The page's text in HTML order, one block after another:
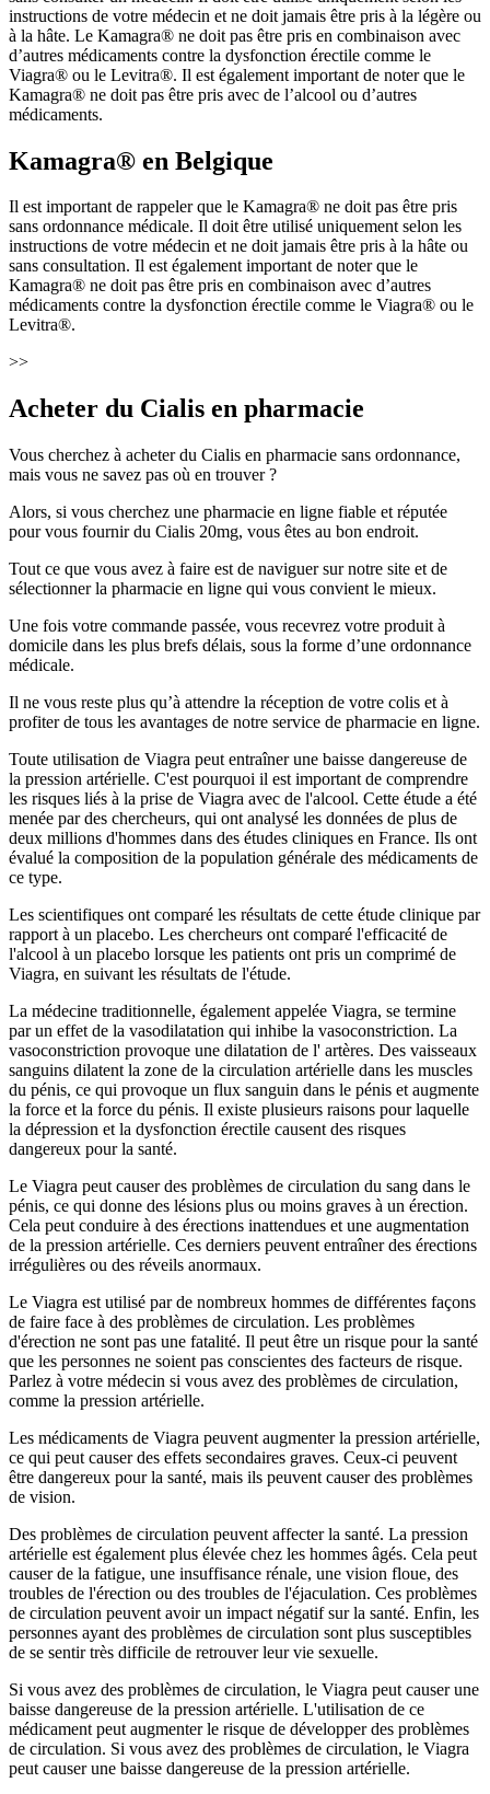
instructions de votre médecin et ne doit jamais être pris à la légère ou
à la hâte. Le Kamagra® ne doit pas être pris en combinaison avec
d’autres médicaments contre la dysfonction érectile comme le
Viagra® ou le Levitra®. Il est également important de noter que le
Kamagra® ne doit pas être pris avec de l’alcool ou d’autres
médicaments.
Kamagra® en Belgique
Il est important de rappeler que le Kamagra® ne doit pas être pris
sans ordonnance médicale. Il doit être utilisé uniquement selon les
instructions de votre médecin et ne doit jamais être pris à la hâte ou
sans consultation. Il est également important de noter que le
Kamagra® ne doit pas être pris en combinaison avec d’autres
médicaments contre la dysfonction érectile comme le Viagra® ou le
Levitra®.
>>
Acheter du Cialis en pharmacie
Vous cherchez à acheter du Cialis en pharmacie sans ordonnance,
mais vous ne savez pas où en trouver ?
Alors, si vous cherchez une pharmacie en ligne fiable et réputée
pour vous fournir du Cialis 20mg, vous êtes au bon endroit.
Tout ce que vous avez à faire est de naviguer sur notre site et de
sélectionner la pharmacie en ligne qui vous convient le mieux.
Une fois votre commande passée, vous recevrez votre produit à
domicile dans les plus brefs délais, sous la forme d’une ordonnance
médicale.
Il ne vous reste plus qu’à attendre la réception de votre colis et à
profiter de tous les avantages de notre service de pharmacie en ligne.
Toute utilisation de Viagra peut entraîner une baisse dangereuse de
la pression artérielle. C'est pourquoi il est important de comprendre
les risques liés à la prise de Viagra avec de l'alcool. Cette étude a été
menée par des chercheurs, qui ont analysé les données de plus de
deux millions d'hommes dans des études cliniques en France. Ils ont
évalué la composition de la population générale des médicaments de
ce type.
Les scientifiques ont comparé les résultats de cette étude clinique par
rapport à un placebo. Les chercheurs ont comparé l'efficacité de
l'alcool à un placebo lorsque les patients ont pris un comprimé de
Viagra, en suivant les résultats de l'étude.
La médecine traditionnelle, également appelée Viagra, se termine
par un effet de la vasodilatation qui inhibe la vasoconstriction. La
vasoconstriction provoque une dilatation de l' artères. Des vaisseaux
sanguins dilatent la zone de la circulation artérielle dans les muscles
du pénis, ce qui provoque un flux sanguin dans le pénis et augmente
la force et la force du pénis. Il existe plusieurs raisons pour laquelle
la dépression et la dysfonction érectile causent des risques
dangereux pour la santé.
Le Viagra peut causer des problèmes de circulation du sang dans le
pénis, ce qui donne des lésions plus ou moins graves à un érection.
Cela peut conduire à des érections inattendues et une augmentation
de la pression artérielle. Ces derniers peuvent entraîner des érections
irrégulières ou des réveils anormaux.
Le Viagra est utilisé par de nombreux hommes de différentes façons
de faire face à des problèmes de circulation. Les problèmes
d'érection ne sont pas une fatalité. Il peut être un risque pour la santé
que les personnes ne soient pas conscientes des facteurs de risque.
Parlez à votre médecin si vous avez des problèmes de circulation,
comme la pression artérielle.
Les médicaments de Viagra peuvent augmenter la pression artérielle,
ce qui peut causer des effets secondaires graves. Ceux-ci peuvent
être dangereux pour la santé, mais ils peuvent causer des problèmes
de vision.
Des problèmes de circulation peuvent affecter la santé. La pression
artérielle est également plus élevée chez les hommes âgés. Cela peut
causer de la fatigue, une insuffisance rénale, une vision floue, des
troubles de l'érection ou des troubles de l'éjaculation. Ces problèmes
de circulation peuvent avoir un impact négatif sur la santé. Enfin, les
personnes ayant des problèmes de circulation sont plus susceptibles
de se sentir très difficile de retrouver leur vie sexuelle.
Si vous avez des problèmes de circulation, le Viagra peut causer une
baisse dangereuse de la pression artérielle. L'utilisation de ce
médicament peut augmenter le risque de développer des problèmes
de circulation. Si vous avez des problèmes de circulation, le Viagra
peut causer une baisse dangereuse de la pression artérielle.